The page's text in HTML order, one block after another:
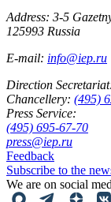
Address: 3-5
125993 Russia
E-mail: info@iep.ru
Direction
Chancellery: (495)
Press Service:
(495) 695-67-70
press@iep.ru
Feedback
Subscribe to the
We are on social